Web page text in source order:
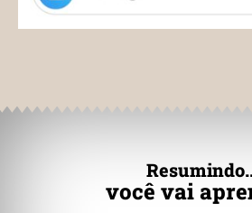
você vai